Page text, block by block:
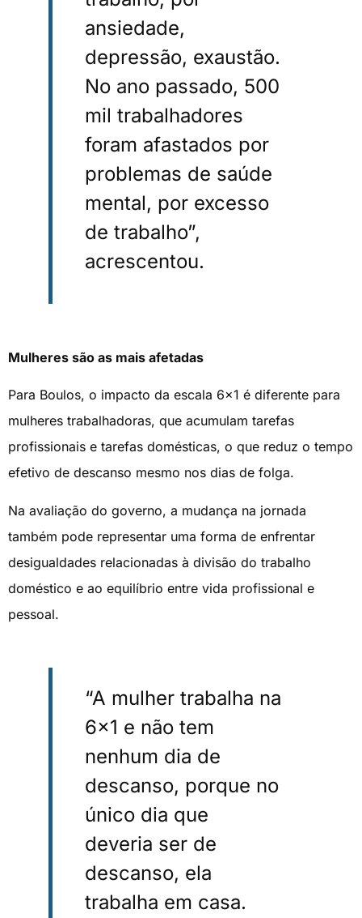
ansiedade,
depressão, exaustão.
No ano passado, 500
mil trabalhadores
foram afastados por
problemas de saúde
mental, por excesso
de trabalho”,
acrescentou.
Mulheres são as mais afetadas
Para Boulos, o impacto da escala 6×1 é diferente para
mulheres trabalhadoras, que acumulam tarefas
profissionais e tarefas domésticas, o que reduz o tempo
efetivo de descanso mesmo nos dias de folga.
Na avaliação do governo, a mudança na jornada
também pode representar uma forma de enfrentar
desigualdades relacionadas à divisão do trabalho
doméstico e ao equilíbrio entre vida profissional e
pessoal.
“A mulher trabalha na
6×1 e não tem
nenhum dia de
descanso, porque no
único dia que
deveria ser de
descanso, ela
trabalha em casa.